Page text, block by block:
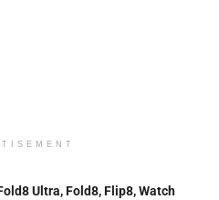
Ultra, Fold8, Flip8, Watch